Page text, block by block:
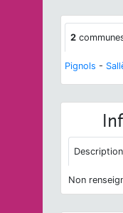
2
Pignols -
Description
Non